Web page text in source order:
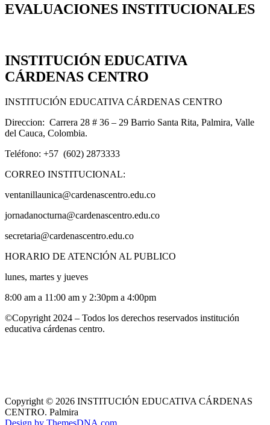
EVALUACIONES INSTITUCIONALES
INSTITUCIÓN EDUCATIVA
CÁRDENAS CENTRO
INSTITUCIÓN EDUCATIVA CÁRDENAS CENTRO
Direccion: Carrera 28 # 36 – 29 Barrio Santa Rita, Palmira, Valle
del Cauca, Colombia.
Teléfono: +57 (602) 2873333
CORREO INSTITUCIONAL:
ventanillaunica@cardenascentro.edu.co
jornadanocturna@cardenascentro.edu.co
secretaria@cardenascentro.edu.co
HORARIO DE ATENCIÓN AL PUBLICO
lunes, martes y jueves
8:00 am a 11:00 am y 2:30pm a 4:00pm
©Copyright 2024 – Todos los derechos reservados institución
educativa cárdenas centro.
Copyright © 2026 INSTITUCIÓN EDUCATIVA CÁRDENAS
CENTRO. Palmira